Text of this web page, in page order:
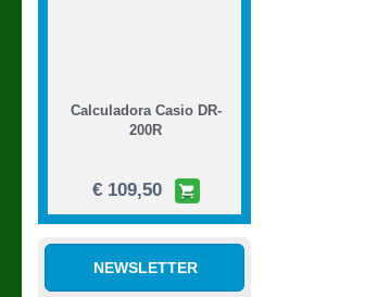
Calculadora Casio DR-
200R
€ 109,50
NEWSLETTER